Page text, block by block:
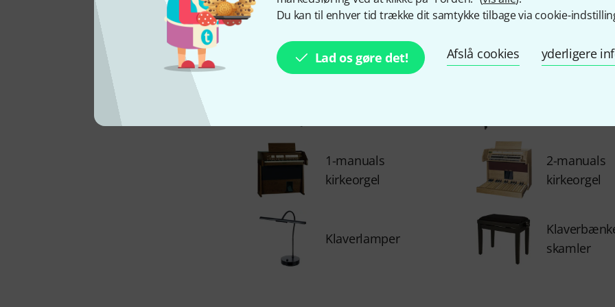
Du kan til enhver tid trække dit samtykke tilbage via cookie-
Lad os gøre det! Afslå cookies yderligere
Egnede
1-manuals
kirkeorgel
2-manuals
kirkeorgel
Klaverlamper
skamler